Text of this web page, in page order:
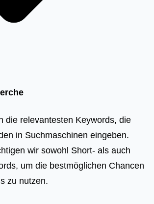
die relevantesten Keywords, die
in Suchmaschinen eingeben.
wir sowohl Short- als auch
um die bestmöglichen Chancen
zu nutzen.